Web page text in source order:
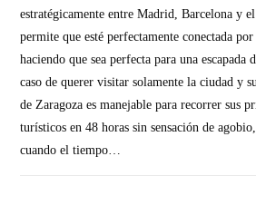
estratégicamente entre Madrid, Barcelona y
permite que esté perfectamente conectada
haciendo que sea perfecta para una escapada
caso de querer visitar solamente la ciudad y
de Zaragoza es manejable para recorrer sus
turísticos en 48 horas sin sensación de
cuando el tiempo…